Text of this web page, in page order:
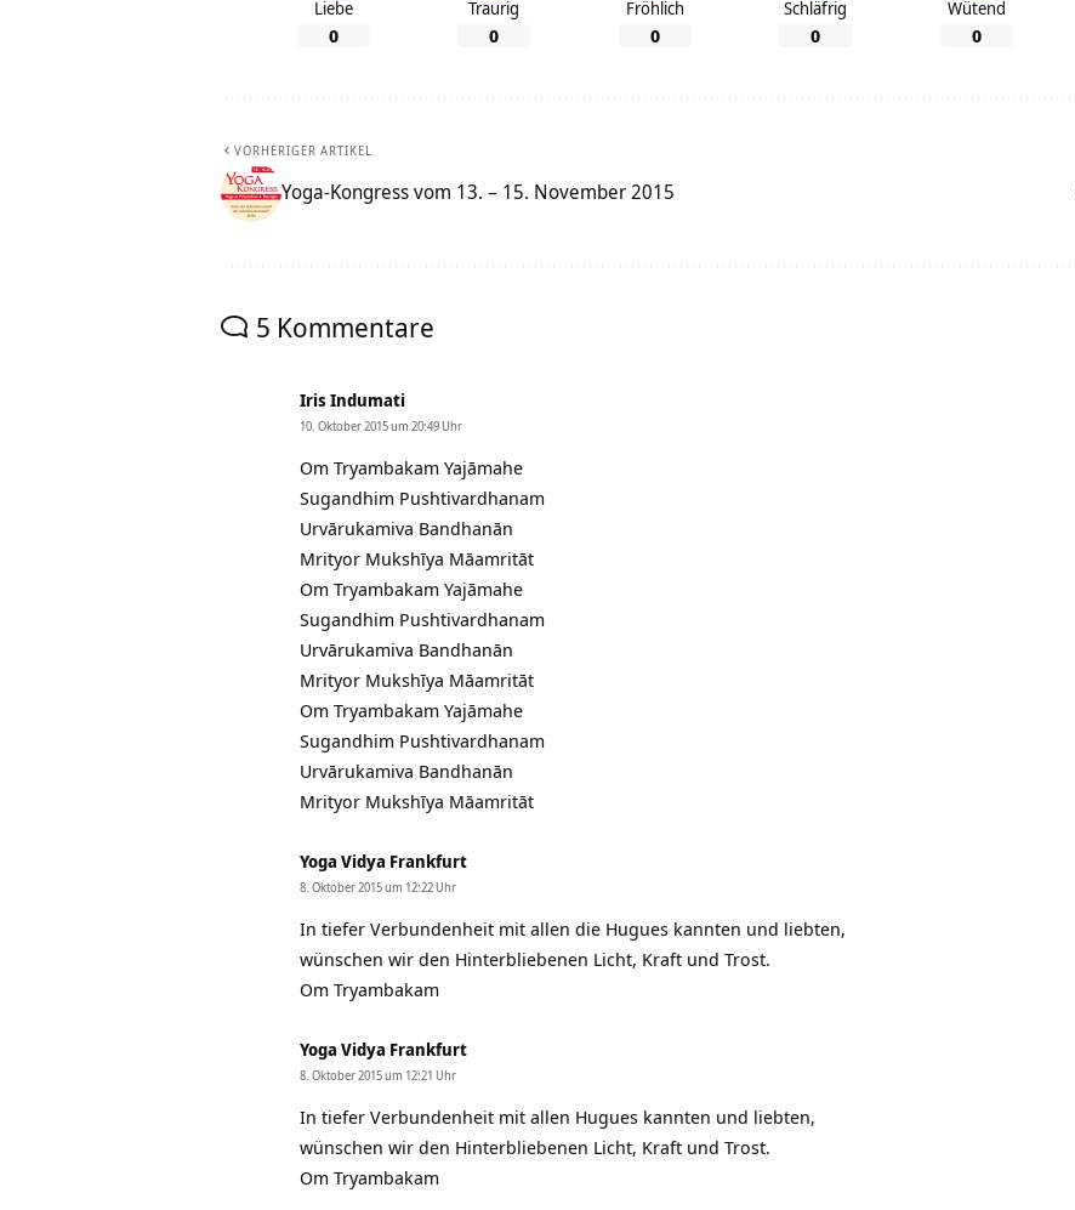
Liebe
0
Traurig
0
Fröhlich
0
Schläfrig
0
Wütend
0
VORHERIGER ARTIKEL
Yoga-Kongress vom 13. – 15. November 2015
5 Kommentare
Iris Indumati
10. Oktober 2015 um 20:49 Uhr
Om Tryambakam Yajāmahe
Sugandhim Pushtivardhanam
Urvārukamiva Bandhanān
Mrityor Mukshīya Māamritāt
Om Tryambakam Yajāmahe
Sugandhim Pushtivardhanam
Urvārukamiva Bandhanān
Mrityor Mukshīya Māamritāt
Om Tryambakam Yajāmahe
Sugandhim Pushtivardhanam
Urvārukamiva Bandhanān
Mrityor Mukshīya Māamritāt
Yoga Vidya Frankfurt
8. Oktober 2015 um 12:22 Uhr
In tiefer Verbundenheit mit allen die Hugues kannten und liebten,
wünschen wir den Hinterbliebenen Licht, Kraft und Trost.
Om Tryambakam
Yoga Vidya Frankfurt
8. Oktober 2015 um 12:21 Uhr
In tiefer Verbundenheit mit allen Hugues kannten und liebten,
wünschen wir den Hinterbliebenen Licht, Kraft und Trost.
Om Tryambakam